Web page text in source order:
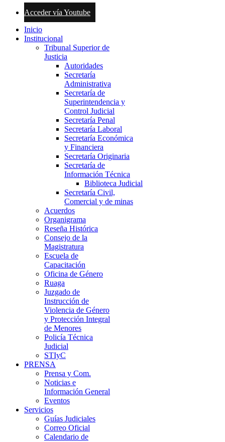
Acceder vía Youtube
Inicio
Institucional
Tribunal Superior de
Justicia
Autoridades
Secretaría
Administrativa
Secretaría de
Superintendencia y
Control Judicial
Secretaría Penal
Secretaría Laboral
Secretaría Económica
y Financiera
Secretaría Originaria
Secretaría de
Información Técnica
Biblioteca Judicial
Secretaría Civil,
Comercial y de minas
Acuerdos
Organigrama
Reseña Histórica
Consejo de la
Magistratura
Escuela de
Capacitación
Oficina de Género
Ruaga
Juzgado de
Instrucción de
Violencia de Género
y Protección Integral
de Menores
Policía Técnica
Judicial
STIyC
PRENSA
Prensa y Com.
Noticias e
Información General
Eventos
Servicios
Guías Judiciales
Correo Oficial
Calendario de